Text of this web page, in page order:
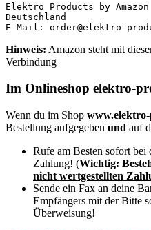
Elektro Products by
Deutschland
E-Mail: order@elektro-
Hinweis: Amazon steht mit
Verbindung
Im Onlineshop elektro-
Wenn du im Shop
Bestellung aufgegeben und auf
Rufe am Besten sofort bei
Zahlung! (Wichtig:
nicht wertgestellten
Sende ein Fax an deine
Empfängers mit der Bitte
Überweisung!